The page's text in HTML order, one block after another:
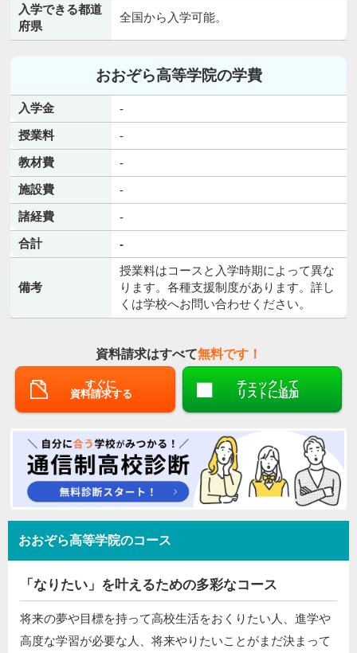
入学できる都道
府県
全国から入学可能。
おおぞら高等学院の学費
入学金
-
授業料
-
教材費
-
施設費
-
諸経費
-
合計
-
備考
授業料はコースと入学時期によって異な
ります。各種支援制度があります。詳し
くは学校へお問い合わせください。
資料請求はすべて無料です！
すぐに
資料請求する
チェックして
リストに追加
おおぞら高等学院のコース
「なりたい」を叶えるための多彩なコース
将来の夢や目標を持って高校生活をおくりたい人、進学や
高度な学習が必要な人、将来やりたいことがまだ決まって